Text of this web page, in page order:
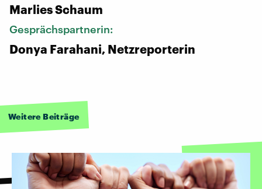
Marlies Schaum
Gesprächspartnerin:
Donya Farahani, Netzreporterin
Weitere Beiträge